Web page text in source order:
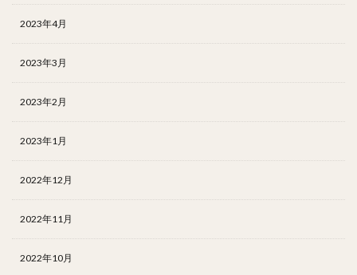
2023年4月
2023年3月
2023年2月
2023年1月
2022年12月
2022年11月
2022年10月